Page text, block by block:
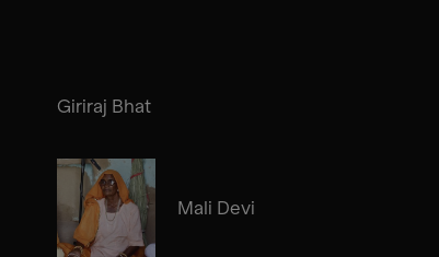
Giriraj Bhat
Mali Devi